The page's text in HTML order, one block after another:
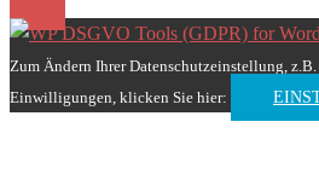
Zum Ändern Ihrer Datenschutzeinstellung,
Einwilligungen, klicken Sie hier: